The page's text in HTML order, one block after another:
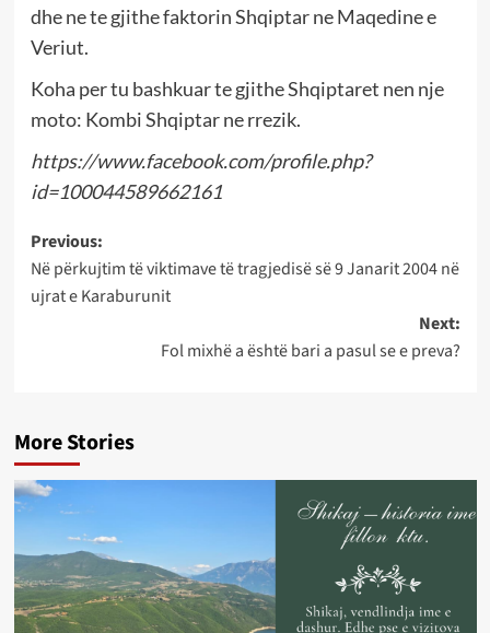
dhe ne te gjithe faktorin Shqiptar ne Maqedine e
Veriut.
Koha per tu bashkuar te gjithe Shqiptaret nen nje
moto: Kombi Shqiptar ne rrezik.
https://www.facebook.com/profile.php?
id=100044589662161
Post
navigation
Previous:
Në përkujtim të viktimave të tragjedisë së 9 Janarit 2004 në
ujrat e Karaburunit
Next:
Fol mixhë a është bari a pasul se e preva?
More Stories